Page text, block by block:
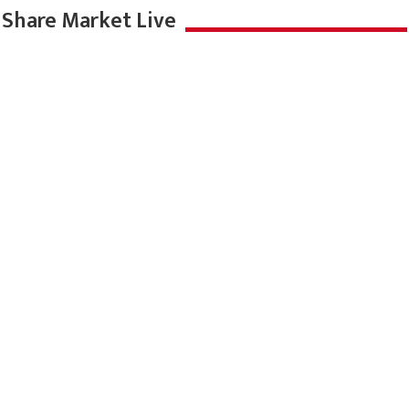
Share Market Live